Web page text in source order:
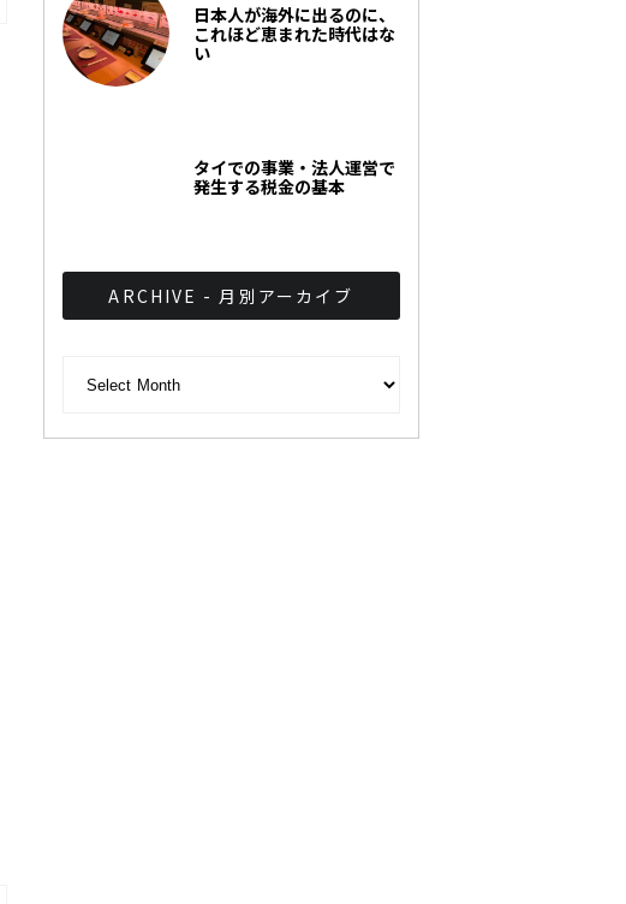
日本人が海外に出るのに、
これほど恵まれた時代はな
い
タイでの事業・法人運営で
発生する税金の基本
ARCHIVE - 月別アーカイブ